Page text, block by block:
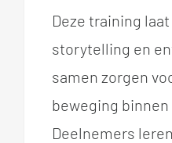
Deze training
storytelling en
samen zorgen
beweging
Deelnemers